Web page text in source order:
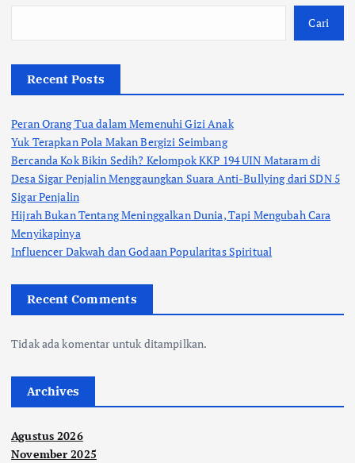
Cari
Recent Posts
Peran Orang Tua dalam Memenuhi Gizi Anak
Yuk Terapkan Pola Makan Bergizi Seimbang
Bercanda Kok Bikin Sedih? Kelompok KKP 194 UIN Mataram di
Desa Sigar Penjalin Menggaungkan Suara Anti-Bullying dari SDN 5
Sigar Penjalin
Hijrah Bukan Tentang Meninggalkan Dunia, Tapi Mengubah Cara
Menyikapinya
Influencer Dakwah dan Godaan Popularitas Spiritual
Recent Comments
Tidak ada komentar untuk ditampilkan.
Archives
Agustus 2026
November 2025